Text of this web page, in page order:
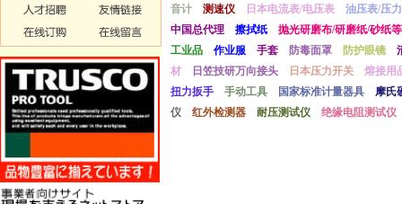
音计
测速仪 日本电流表/电压表
油压表/压
中国总代理
擦拭纸
抛光研磨布/研磨纸/砂纸等
工业品
作业服 手套 防毒面罩 防护眼镜
材
日笠技研万向接头 日本压力开关
熔接用
扭力扳手
手动工具 国家标准计量器具
摩氏
仪
红外检测器 耐压测试仪 绝缘电阻测试仪